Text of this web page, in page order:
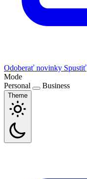
Odoberať novinky Spustiť
Mode
Personal
Business
Theme